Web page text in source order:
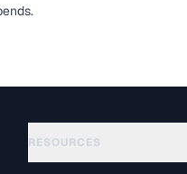
RESOURCES